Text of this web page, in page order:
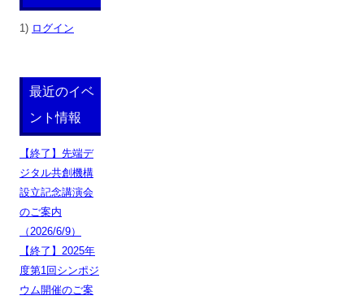
1) ログイン
最近のイベ
ント情報
【終了】先端デ
ジタル共創機構
設立記念講演会
のご案内
（2026/6/9）
【終了】2025年
度第1回シンポジ
ウム開催のご案